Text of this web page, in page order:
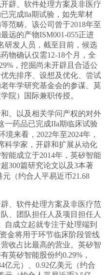
、软件处理方案及非医疗
完成lla期试验，如先辈材
范畴。该公司曾于2018年至
远的产物ISM001-055正进
研发人员，截至目前，候选
物确认仅需12-18个月，全
，挖掘尚未开辟且合适公
先排序、设想及优化、尝试
年学研究基金会的参谋、莫
院）国际兼职传授。
以及相关学问产权的对外
一药品已完成IIa期临床试验
境来看，2022年至2024年，
科学家，开辟和扩展从动化
能成立于2014年，英矽智能
300篇研究论文以及3本著
（约合人平易近币21.68
软件处理方案及非医疗范
、团队担任人及项目担任人
自成立起就专注于处理端到
金将用于环节临床阶段管线
收占比最高的营业。英矽智
英矽智能股份约0.29%，
亿元）、0.92亿美元（约合